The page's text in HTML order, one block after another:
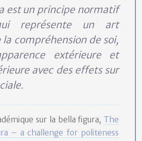
est un principe normatif
représente un art
compréhension de soi,
extérieure et
avec des effets sur
sur la bella figura, The
– a challenge for politeness